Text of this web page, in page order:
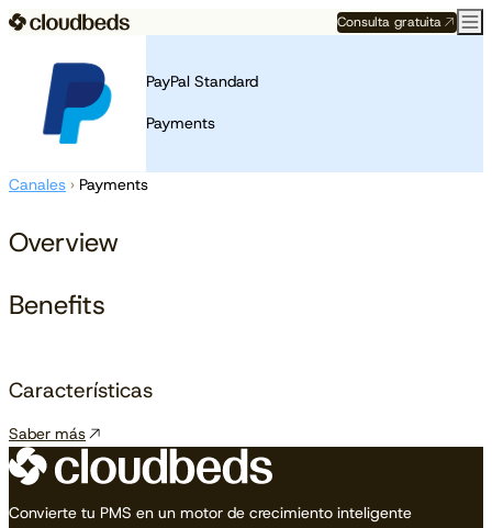
Consulta gratuita
PayPal Standard
Payments
Canales › Payments
Overview
Benefits
Características
Saber más
Convierte tu PMS en un motor de crecimiento inteligente